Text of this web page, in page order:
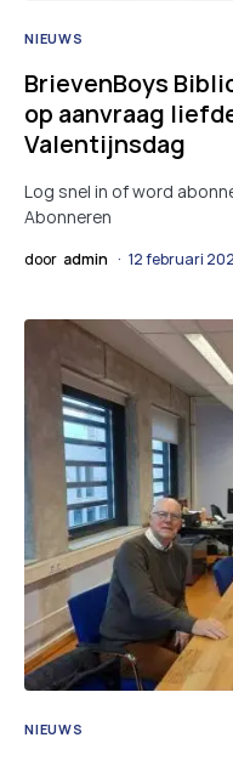
NIEUWS
BrievenBoys
op aanvraag
Valentijnsdag
Log snel in of word
Abonneren
door admin 12 februari
NIEUWS